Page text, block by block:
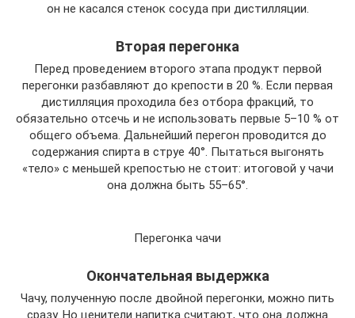
он не касался стенок сосуда при дистилляции.
Вторая перегонка
Перед проведением второго этапа продукт первой
перегонки разбавляют до крепости в 20 %. Если первая
дистилляция проходила без отбора фракций, то
обязательно отсечь и не использовать первые 5–10 % от
общего объема. Дальнейший перегон проводится до
содержания спирта в струе 40°. Пытаться выгонять
«тело» с меньшей крепостью не стоит: итоговой у чачи
она должна быть 55–65°.
Перегонка чачи
Окончательная выдержка
Чачу, полученную после двойной перегонки, можно пить
сразу. Но ценители напитка считают, что она должна